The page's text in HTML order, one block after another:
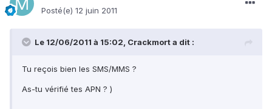
Posté(e) 12 juin 2011
Le 12/06/2011 à 15:02, Crackmort a dit :
Tu reçois bien les SMS/MMS ?
As-tu vérifié tes APN ? )